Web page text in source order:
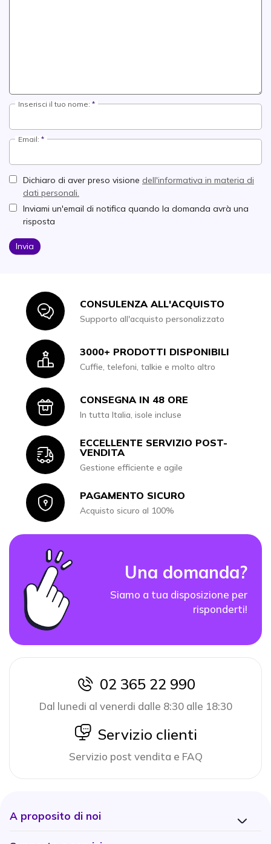
Inserisci il tuo nome:
Email:
Dichiaro di aver preso visione dell'informativa in materia di
dati personali.
Inviami un'email di notifica quando la domanda avrà una
risposta
Invia
IconCONSULENZA ALL'ACQUISTO
Supporto all'acquisto personalizzato
Icon3000+ PRODOTTI DISPONIBILI
Cuffie, telefoni, talkie e molto altro
IconCONSEGNA IN 48 ORE
In tutta Italia, isole incluse
Icon
ECCELLENTE SERVIZIO POST-
VENDITA
Gestione efficiente e agile
IconPAGAMENTO SICURO
Acquisto sicuro al 100%
Una domanda?
Siamo a tua disposizione per
risponderti!
icon
02 365 22 990
Dal lunedi al venerdi dalle 8:30 alle 18:30
icon
Servizio clienti
Servizio post vendita e FAQ
A proposito di noi